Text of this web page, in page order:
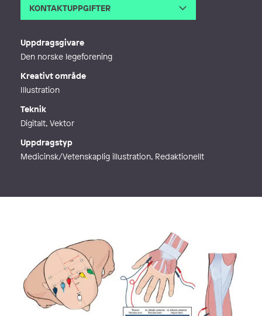
KONTAKTUPPGIFTER
Uppdragsgivare
Den norske legeforening
Kreativt område
Illustration
Teknik
Digitalt, Vektor
Uppdragstyp
Medicinsk/Vetenskaplig illustration, Redaktionellt